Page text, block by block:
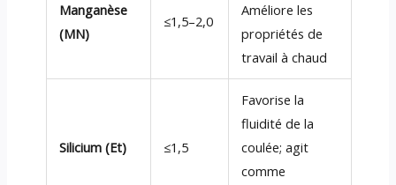
Manganèse
(MN)
≤1,5–2,0
Améliore les
propriétés de
travail à chaud
Silicium (Et) ≤1,5
Favorise la
fluidité de la
coulée; agit
comme